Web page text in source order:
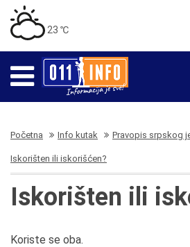
23 ℃
Početna Info kutak Pravopis srpskog
Iskorišten ili iskorišćen?
Iskorišten ili
Koriste se oba.